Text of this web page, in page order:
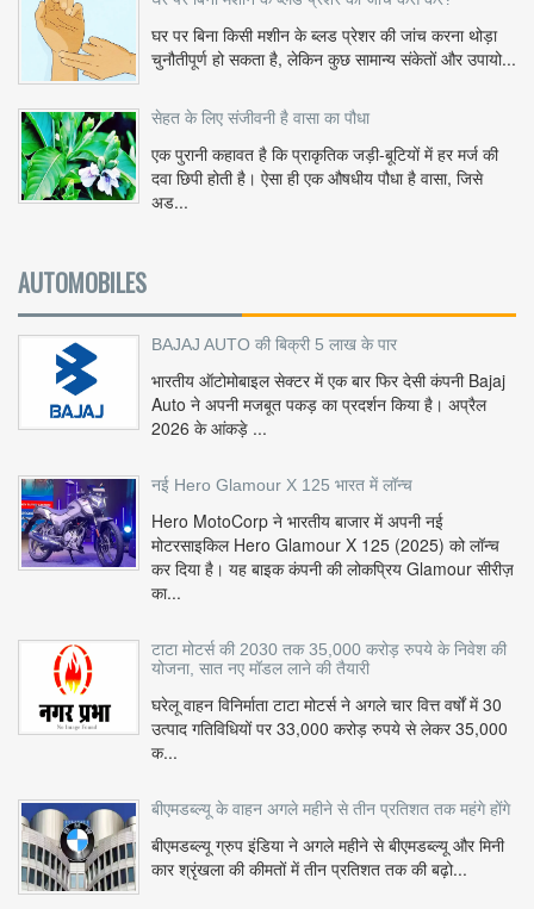
घर पर बिना किसी मशीन के ब्लड प्रेशर की जांच करना थोड़ा
चुनौतीपूर्ण हो सकता है, लेकिन कुछ सामान्य संकेतों और उपायो...
सेहत के लिए संजीवनी है वासा का पौधा
एक पुरानी कहावत है कि प्राकृतिक जड़ी-बूटियों में हर मर्ज की
दवा छिपी होती है। ऐसा ही एक औषधीय पौधा है वासा, जिसे
अड...
AUTOMOBILES
BAJAJ AUTO की बिक्री 5 लाख के पार
भारतीय ऑटोमोबाइल सेक्टर में एक बार फिर देसी कंपनी Bajaj
Auto ने अपनी मजबूत पकड़ का प्रदर्शन किया है। अप्रैल
2026 के आंकड़े ...
नई Hero Glamour X 125 भारत में लॉन्च
Hero MotoCorp ने भारतीय बाजार में अपनी नई
मोटरसाइकिल Hero Glamour X 125 (2025) को लॉन्च
कर दिया है। यह बाइक कंपनी की लोकप्रिय Glamour सीरीज़
का...
टाटा मोटर्स की 2030 तक 35,000 करोड़ रुपये के निवेश की
योजना, सात नए मॉडल लाने की तैयारी
घरेलू वाहन विनिर्माता टाटा मोटर्स ने अगले चार वित्त वर्षों में 30
उत्पाद गतिविधियों पर 33,000 करोड़ रुपये से लेकर 35,000
क...
बीएमडब्ल्यू के वाहन अगले महीने से तीन प्रतिशत तक महंगे होंगे
बीएमडब्ल्यू ग्रुप इंडिया ने अगले महीने से बीएमडब्ल्यू और मिनी
कार श्रृंखला की कीमतों में तीन प्रतिशत तक की बढ़ो...